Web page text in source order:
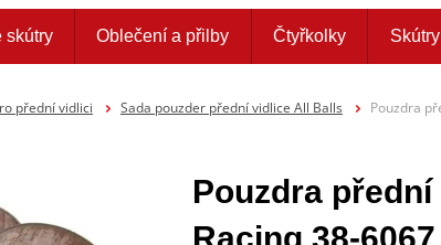
skútry Oblečení a přilby Čtyřkolky Skútry
přední vidlici Sada pouzder přední vidlice All Balls Pouzdra
Pouzdra